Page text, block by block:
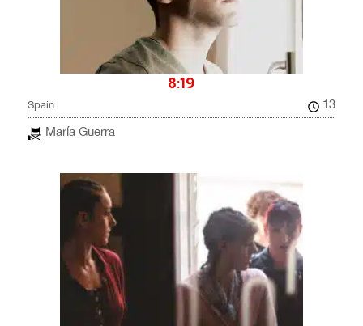
8:19
Spain
13
María Guerra